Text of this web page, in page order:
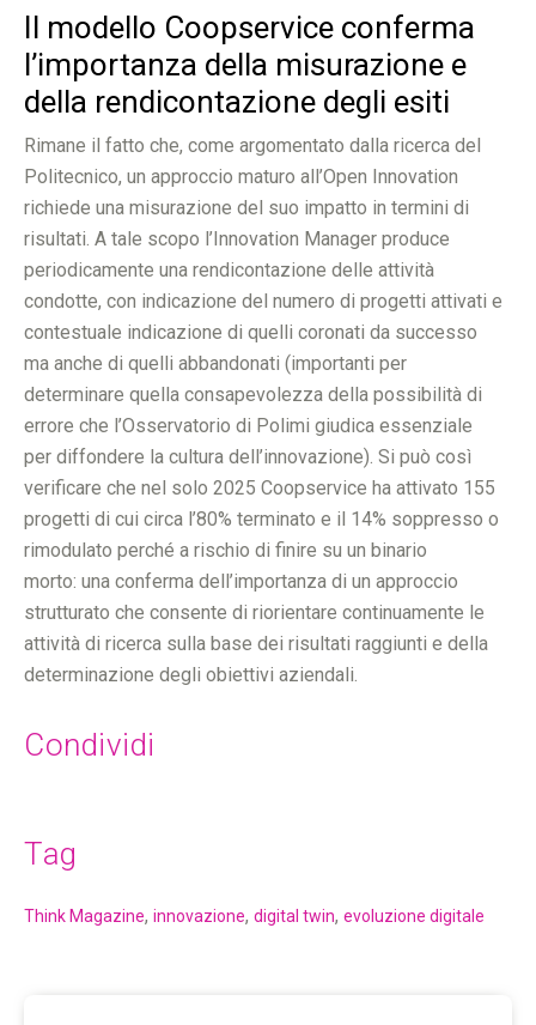
Il modello Coopservice conferma
l’importanza della misurazione e
della rendicontazione degli esiti
Rimane il fatto che, come argomentato dalla ricerca del
Politecnico, un approccio maturo all’Open Innovation
richiede una misurazione del suo impatto in termini di
risultati. A tale scopo l’Innovation Manager produce
periodicamente una rendicontazione delle attività
condotte, con indicazione del numero di progetti attivati e
contestuale indicazione di quelli coronati da successo
ma anche di quelli abbandonati (importanti per
determinare quella consapevolezza della possibilità di
errore che l’Osservatorio di Polimi giudica essenziale
per diffondere la cultura dell’innovazione). Si può così
verificare che nel solo 2025 Coopservice ha attivato 155
progetti di cui circa l’80% terminato e il 14% soppresso o
rimodulato perché a rischio di finire su un binario
morto: una conferma dell’importanza di un approccio
strutturato che consente di riorientare continuamente le
attività di ricerca sulla base dei risultati raggiunti e della
determinazione degli obiettivi aziendali.
Condividi
Tag
Think Magazine, innovazione, digital twin, evoluzione digitale